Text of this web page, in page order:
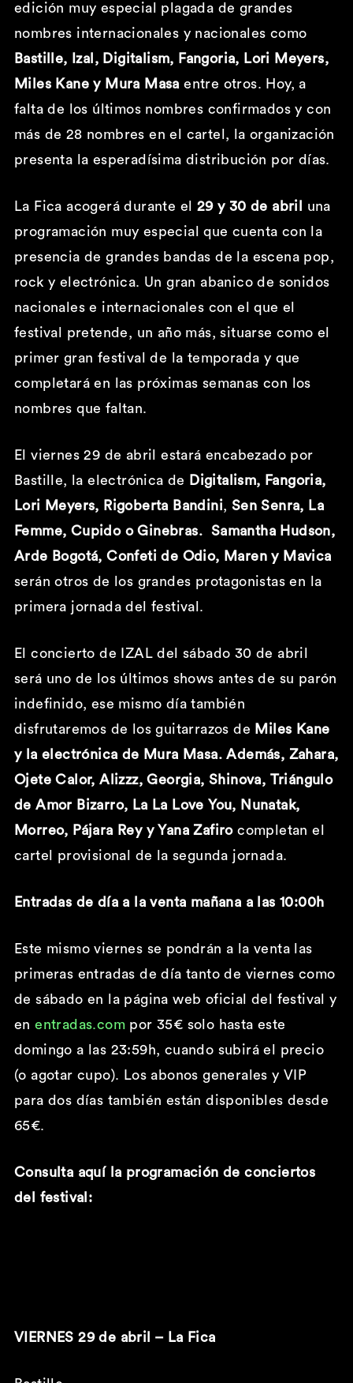
edición muy especial plagada de grandes
nombres internacionales y nacionales como
Bastille, Izal, Digitalism, Fangoria, Lori Meyers,
Miles Kane y Mura Masa entre otros. Hoy, a
falta de los últimos nombres confirmados y con
más de 28 nombres en el cartel, la organización
presenta la esperadísima distribución por días.
La Fica acogerá durante el 29 y 30 de abril
una
programación muy especial que cuenta con la
presencia de grandes bandas de la escena pop,
rock y electrónica. Un gran abanico de sonidos
nacionales e internacionales con el que el
festival pretende, un año más, situarse como el
primer gran festival de la temporada y que
completará en las próximas semanas con los
nombres que faltan.
El viernes 29 de abril estará encabezado por
Bastille, la electrónica de
Digitalism, Fangoria,
Lori Meyers, Rigoberta Bandini, Sen Senra, La
Femme, Cupido o Ginebras. Samantha Hudson,
Arde Bogotá, Confeti de Odio, Maren y Mavica
serán otros de los grandes protagonistas en la
primera jornada del festival.
El concierto de IZAL del sábado 30 de abril
será uno de los últimos shows antes de su parón
indefinido, ese mismo día también
disfrutaremos de los guitarrazos de Miles Kane
y la electrónica de Mura Masa. Además, Zahara,
Ojete Calor, Alizzz, Georgia, Shinova, Triángulo
de Amor Bizarro, La La Love You, Nunatak,
Morreo, Pájara Rey y Yana Zafirocompletan el
cartel provisional de la segunda jornada.
Entradas de día a la venta mañana a las 10:00h
Este mismo viernes se pondrán a la venta las
primeras entradas de día tanto de viernes como
de sábado en la página web oficial del festival y
enentradas.com por 35€ solo hasta este
domingo a las 23:59h, cuando subirá el precio
(o agotar cupo). Los abonos generales y VIP
para dos días también están disponibles desde
65€.
Consulta aquí la programación de conciertos
del festival:
VIERNES 29 de abril – La Fica